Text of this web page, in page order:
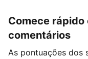
Comece
comentários
As pontuações dos